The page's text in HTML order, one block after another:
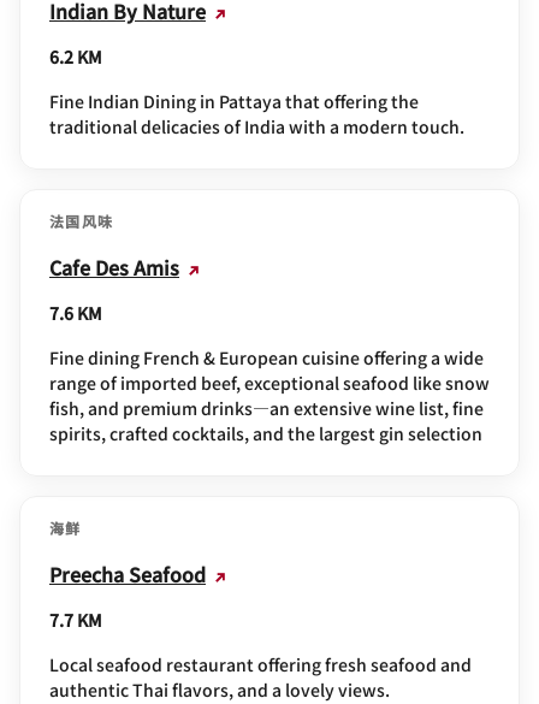
Indian By Nature
6.2 KM
Fine Indian Dining in Pattaya that offering the
traditional delicacies of India with a modern touch.
法国风味
Cafe Des Amis
7.6 KM
Fine dining French & European cuisine offering a wide
range of imported beef, exceptional seafood like snow
fish, and premium drinks—an extensive wine list, fine
spirits, crafted cocktails, and the largest gin selection
海鲜
Preecha Seafood
7.7 KM
Local seafood restaurant offering fresh seafood and
authentic Thai flavors, and a lovely views.